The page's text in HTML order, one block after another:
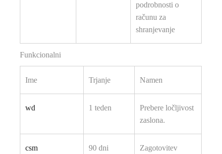
podrobnosti o
računu za
shranjevanje
Funkcionalni
Ime Trjanje Namen
wd 1 teden
Prebere ločljivost
zaslona.
csm 90 dni
Zagotovitev